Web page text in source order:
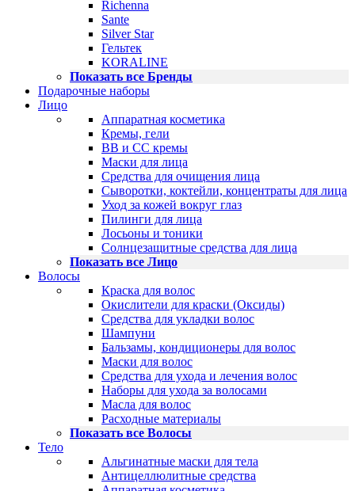
Richenna
Sante
Silver Star
Гельтек
KORALINE
Показать все Бренды
Подарочные наборы
Лицо
Аппаратная косметика
Кремы, гели
BB и CC кремы
Маски для лица
Средства для очищения лица
Сыворотки, коктейли, концентраты для лица
Уход за кожей вокруг глаз
Пилинги для лица
Лосьоны и тоники
Солнцезащитные средства для лица
Показать все Лицо
Волосы
Краска для волос
Окислители для краски (Оксиды)
Средства для укладки волос
Шампуни
Бальзамы, кондиционеры для волос
Маски для волос
Средства для ухода и лечения волос
Наборы для ухода за волосами
Масла для волос
Расходные материалы
Показать все Волосы
Тело
Альгинатные маски для тела
Антицеллюлитные средства